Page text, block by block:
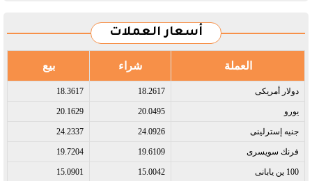
أسعار العملات
العملة شراء بيع
دولار أمريكى​ 18.2617
18.3617
يورو​ 20.0495
20.1629
جنيه إسترلينى​ 24.0926
24.2337
فرنك سويسرى​ 19.6109
19.7204
100 ين يابانى​ 15.0042
15.0901